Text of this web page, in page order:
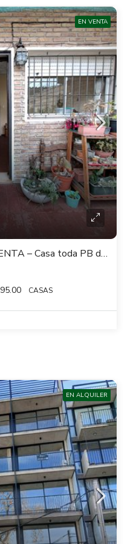
EN VENTA
IDEAL PARA VIVIR O RENTA – Casa toda PB de 3 dormitorios y patio con parrillero
95.00 CASAS
EN ALQUILER